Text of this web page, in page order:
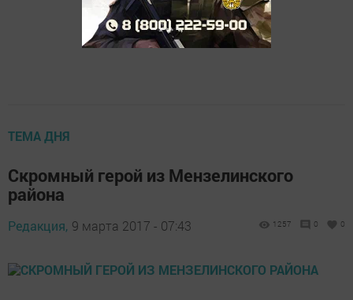
ТЕМА ДНЯ
Скромный герой из Мензелинского
района
Редакция, 9 марта 2017 - 07:43 1257 0 0